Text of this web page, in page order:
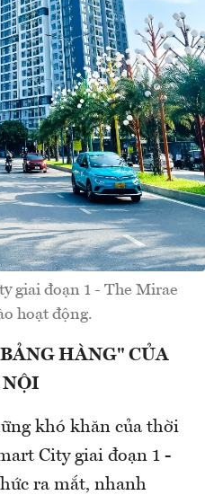
giai đoạn 1 - The Mirae
hoạt động.
HÀNG" CỦA
NỘI
khó khăn của thời
City giai đoạn 1 -
ra mắt, nhanh